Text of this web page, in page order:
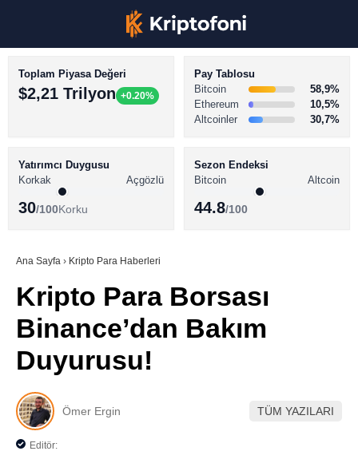
Youtube
TikTok
BİTCOİN HABERLERİ
ALTCOİN HABERLERİ
SÖZLÜK
Toplam Piyasa Değeri
$2,21 Trilyon +0.20%
Pay Tablosu
Bitcoin
58,9%
Ethereum
10,5%
Altcoinler
30,7%
Yatırımcı Duygusu
Korkak
Açgözlü
30/100Korku
Sezon Endeksi
Bitcoin
Altcoin
44.8/100
Ana Sayfa › Kripto Para Haberleri
Kripto Para Borsası
Binance’dan Bakım
Duyurusu!
Ömer Ergin TÜM YAZILARI
Editör: